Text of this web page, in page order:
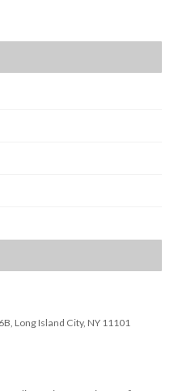
Long Island City, NY 11101